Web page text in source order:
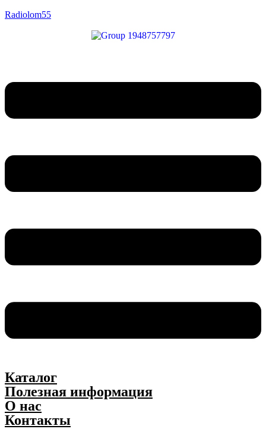
Radiolom55
Каталог
Полезная информация
О нас
Контакты